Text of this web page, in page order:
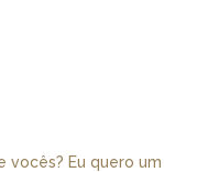
vocês? Eu quero um